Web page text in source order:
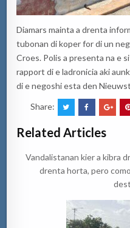
Diamars mainta a drenta
tubonan di koper for di un
Croes. Polis a presenta na e
rapport di e ladronicia aki
di e negoshi esta den
Share:
Related Articles
Vandalistanan kier a kibra
drenta horta, pero